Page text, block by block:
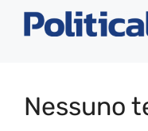
Nessuno